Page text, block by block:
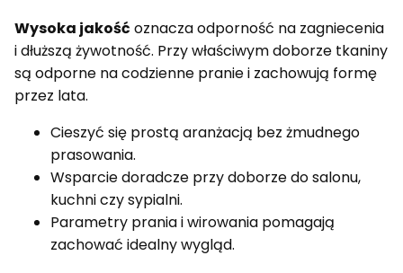
Wysoka jakość oznacza odporność na zagniecenia
i dłuższą żywotność. Przy właściwym doborze tkaniny
są odporne na codzienne pranie i zachowują formę
przez lata.
Cieszyć się prostą aranżacją bez żmudnego
prasowania.
Wsparcie doradcze przy doborze do salonu,
kuchni czy sypialni.
Parametry prania i wirowania pomagają
zachować idealny wygląd.